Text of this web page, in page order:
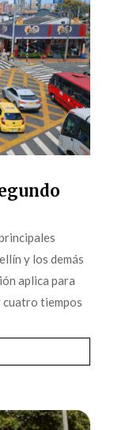
y los demás
aplica para
cuatro tiempos